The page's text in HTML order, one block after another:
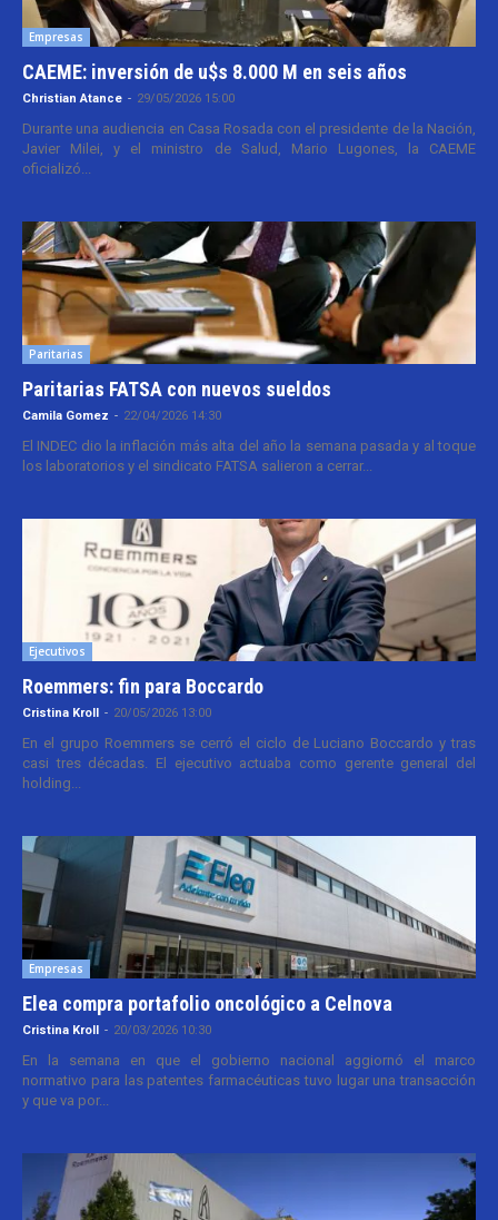
Empresas
CAEME: inversión de u$s 8.000 M en seis años
Christian Atance - 29/05/2026 15:00
Durante una audiencia en Casa Rosada con el presidente de la Nación,
Javier Milei, y el ministro de Salud, Mario Lugones, la CAEME
oficializó...
Paritarias
Paritarias FATSA con nuevos sueldos
Camila Gomez - 22/04/2026 14:30
El INDEC dio la inflación más alta del año la semana pasada y al toque
los laboratorios y el sindicato FATSA salieron a cerrar...
Ejecutivos
Roemmers: fin para Boccardo
Cristina Kroll - 20/05/2026 13:00
En el grupo Roemmers se cerró el ciclo de Luciano Boccardo y tras
casi tres décadas. El ejecutivo actuaba como gerente general del
holding...
Empresas
Elea compra portafolio oncológico a Celnova
Cristina Kroll - 20/03/2026 10:30
En la semana en que el gobierno nacional aggiornó el marco
normativo para las patentes farmacéuticas tuvo lugar una transacción
y que va por...